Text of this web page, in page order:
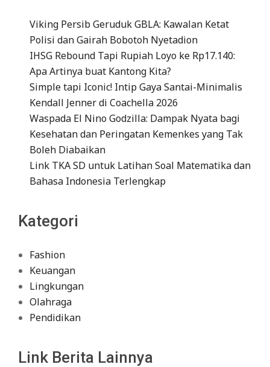
Viking Persib Geruduk GBLA: Kawalan Ketat
Polisi dan Gairah Bobotoh Nyetadion
IHSG Rebound Tapi Rupiah Loyo ke Rp17.140:
Apa Artinya buat Kantong Kita?
Simple tapi Iconic! Intip Gaya Santai-Minimalis
Kendall Jenner di Coachella 2026
Waspada El Nino Godzilla: Dampak Nyata bagi
Kesehatan dan Peringatan Kemenkes yang Tak
Boleh Diabaikan
Link TKA SD untuk Latihan Soal Matematika dan
Bahasa Indonesia Terlengkap
Kategori
Fashion
Keuangan
Lingkungan
Olahraga
Pendidikan
Link Berita Lainnya